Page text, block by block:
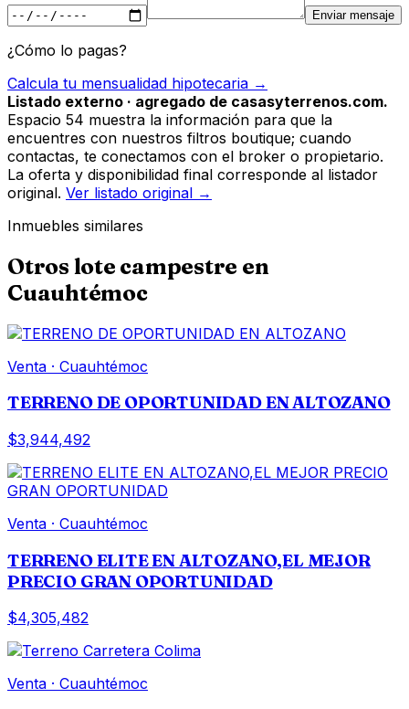
Enviar mensaje
¿Cómo lo pagas?
Calcula tu mensualidad hipotecaria →
Listado externo · agregado de casasyterrenos.com.
Espacio 54 muestra la información para que la
encuentres con nuestros filtros boutique; cuando
contactas, te conectamos con el broker o propietario.
La oferta y disponibilidad final corresponde al listador
original. Ver listado original →
Inmuebles similares
Otros lote campestre en
Cuauhtémoc
Venta · Cuauhtémoc
TERRENO DE OPORTUNIDAD EN ALTOZANO
$3,944,492
Venta · Cuauhtémoc
TERRENO ELITE EN ALTOZANO,EL MEJOR
PRECIO GRAN OPORTUNIDAD
$4,305,482
Venta · Cuauhtémoc